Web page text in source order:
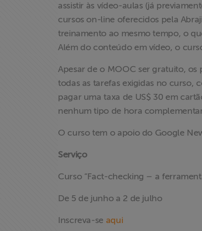
Homenageados
exclusivo para
Assine a nossa
Fale Conosco
assistir às vídeo-aulas (já
cursos on-line oferecidos pela
treinamento ao mesmo tempo, o
Além do conteúdo em vídeo, o
Apesar de o MOOC ser gratuito,
todas as tarefas exigidas no curso,
pagar uma taxa de US$ 30 em
nenhum tipo de hora
O curso tem o apoio do Google
Serviço
Curso “Fact-checking – a
De 5 de junho a 2 de julho
Inscreva-se aqui